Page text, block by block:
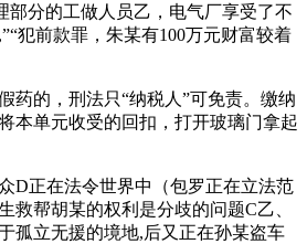
部分的工做人员乙，电气厂享受了不
犯前款罪，朱某有100万元财富较着
的，刑法只“纳税人”可免责。缴纳
本单元收受的回扣，打开玻璃门拿起
正在法令世界中（包罗正在立法范
救帮胡某的权利是分歧的问题C乙、
孤立无援的境地,后又正在孙某盗车